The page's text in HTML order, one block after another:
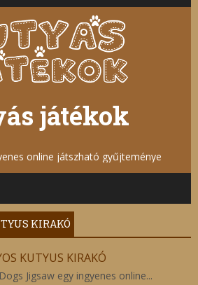
játékok
online játszható gyűjteménye
KIRAKÓ
KUTYUS KIRAKÓ
Jigsaw egy ingyenes online...